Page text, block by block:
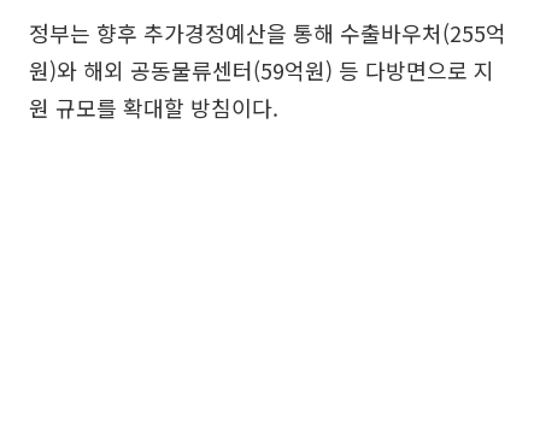
정부는 향후 추가경정예산을 통해 수출바우처(255억
원)와 해외 공동물류센터(59억원) 등 다방면으로 지
원 규모를 확대할 방침이다.